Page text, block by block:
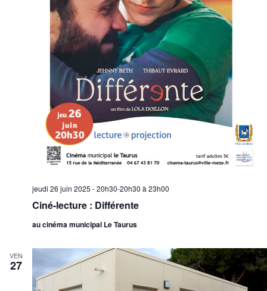
Ciné-lecture : Différente
jeudi 26 juin 2025 - 20h30-20h30 à 23h00
au cinéma municipal Le Taurus
VEN
27